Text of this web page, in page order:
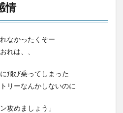
情
なかったくそー
れは、、
飛び乗ってしまった
リーなんかしないのに
攻めましょう」